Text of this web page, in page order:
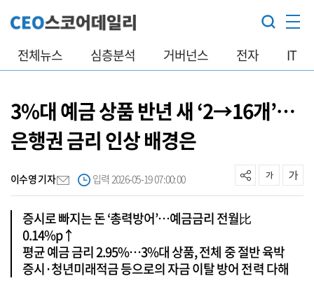
전체뉴스 심층분석 거버넌스 전자 IT
3%대 예금 상품 반년 새 ‘2→16개’…
은행권 금리 인상 배경은
이수영 기자 입력 2026-05-19 07:00:00
증시로 빠지는 돈 ‘총력방어’…예금금리 전월比
0.14%p↑
평균 예금 금리 2.95%…3%대 상품, 전체 중 절반 육박
증시·청년미래적금 등으로의 자금 이탈 방어 전력 다해